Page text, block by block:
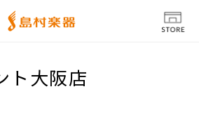
ト大阪店